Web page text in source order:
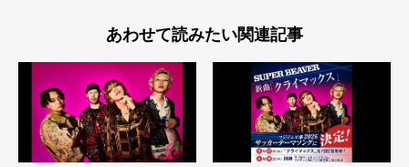
あわせて読みたい関連記事